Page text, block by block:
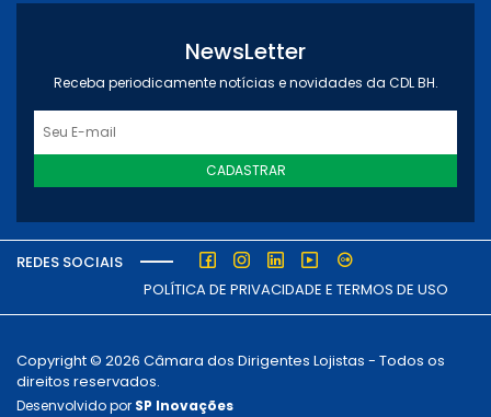
NewsLetter
Receba periodicamente notícias e novidades da CDL BH.
CADASTRAR
REDES SOCIAIS
POLÍTICA DE PRIVACIDADE E TERMOS DE USO
Copyright © 2026 Câmara dos Dirigentes Lojistas - Todos os
direitos reservados.
Desenvolvido por SP Inovações